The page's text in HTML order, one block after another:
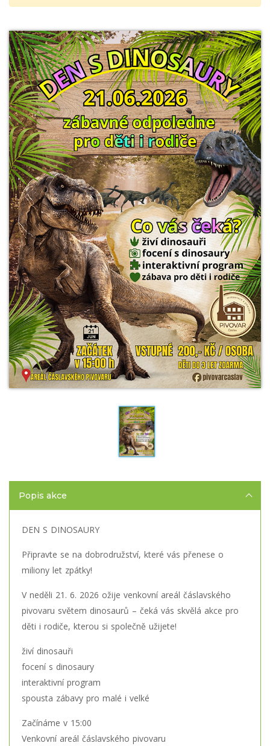
Popis akce
DEN S DINOSAURY
Připravte se na dobrodružství, které vás přenese o
miliony let zpátky!
V neděli 21. 6. 2026 ožije venkovní areál čáslavského
pivovaru světem dinosaurů – čeká vás skvělá akce pro
děti i rodiče, kterou si společně užijete!
živí dinosauři
focení s dinosaury
interaktivní program
spousta zábavy pro malé i velké
Začínáme v 15:00
Venkovní areál čáslavského pivovaru